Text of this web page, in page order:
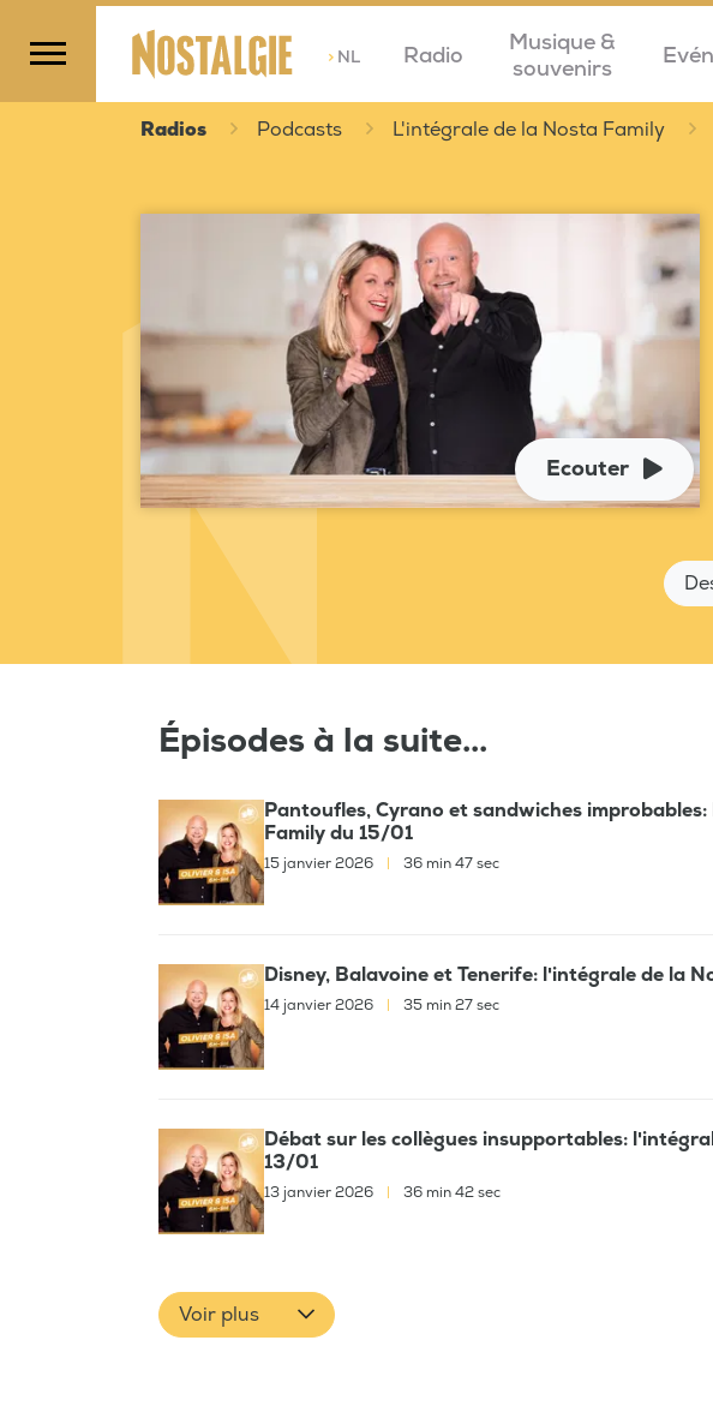
>NL Radio
Musique &
souvenirs
Radios Podcasts L'intégrale de la Nosta Family
Ecouter
Épisodes à la suite...
Pantoufles, Cyrano et sandwiches
Family du 15/01
15 janvier 2026 36 min 47 sec
Disney, Balavoine et Tenerife: l'intégrale de la
14 janvier 2026 35 min 27 sec
Débat sur les collègues insupportables:
13/01
13 janvier 2026 36 min 42 sec
Voir plus